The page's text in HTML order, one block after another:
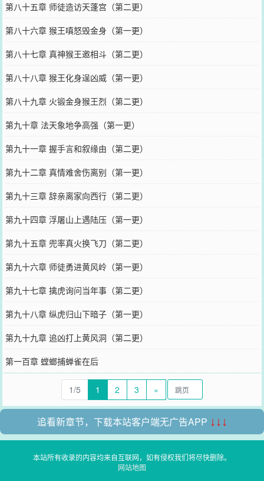
第八十五章 师徒造访天蓬宫（第二更）
第八十六章 猴王嗔怒毁金身（第一更）
第八十七章 真神猴王邀相斗（第二更）
第八十八章 猴王化身逞凶威（第一更）
第八十九章 火锻金身猴王烈（第二更）
第九十章 法天象地争高强（第一更）
第九十一章 握手言和叙缘由（第二更）
第九十二章 真情难舍伤离别（第一更）
第九十三章 辞亲离家向西行（第二更）
第九十四章 浮屠山上遇陆压（第一更）
第九十五章 兜率真火换飞刀（第二更）
第九十六章 师徒勇进黄风岭（第一更）
第九十七章 擒虎询问当年事（第二更）
第九十八章 纵虎归山下暗子（第一更）
第九十九章 追凶打上黄风洞（第二更）
第一百章 螳螂捕蝉雀在后
1/5 1 2 3 »
追看新章节，下载本站客户端无广告APP ↓↓↓
本站所有收录的内容均来自互联网，如有侵权我们将尽快删除。
网站地图